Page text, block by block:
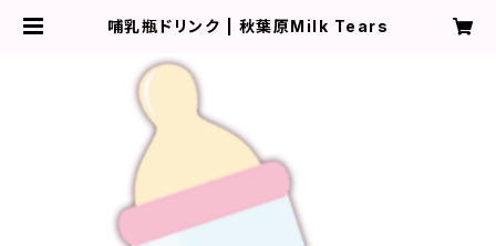
哺乳瓶ドリンク | 秋葉原Milk Tears